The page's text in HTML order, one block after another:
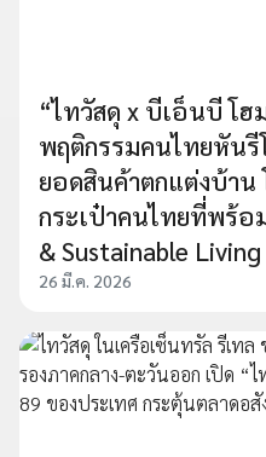
“ไทวัสดุ x บีเอ็นบี โฮ
พฤติกรรมคนไทยหัน
ยอดสินค้าตกแต่งบ้า
กระเป๋าคนไทยที่พร้อ
& Sustainable
26 มี.ค. 2026